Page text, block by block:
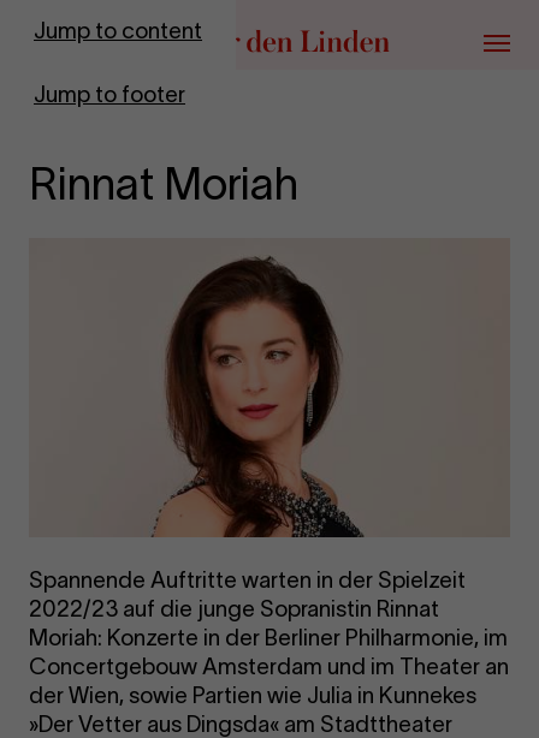
Jump to content
Jump to footer
Go to homepage
Menu
Rinnat Moriah
Spannende Auftritte warten in der Spielzeit
2022/23 auf die junge Sopranistin Rinnat
Moriah: Konzerte in der Berliner Philharmonie, im
Concertgebouw Amsterdam und im Theater an
der Wien, sowie Partien wie Julia in Kunnekes
»Der Vetter aus Dingsda« am Stadttheater